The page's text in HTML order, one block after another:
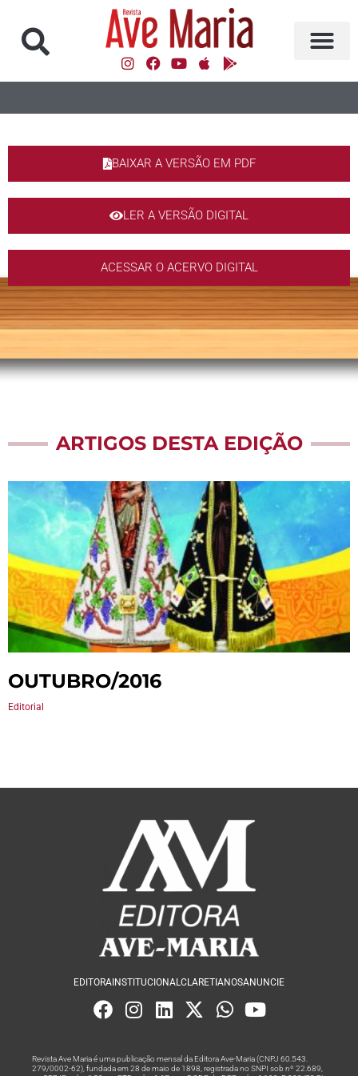
BAIXAR A VERSÃO EM PDF
LER A VERSÃO DIGITAL
ACESSAR O ACERVO DIGITAL
ARTIGOS DESTA EDIÇÃO
OUTUBRO/2016
Editorial
EDITORA INSTITUCIONALCLARETIANOSANUNCIE
Revista Ave Maria é uma publicação mensal da Editora Ave-Maria (CNPJ 60.543.
279/0002-62), fundada em 28 de maio de 1898, registrada no SNPI sob nº 22.689,